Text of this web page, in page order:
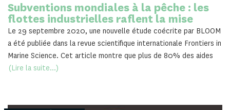
Subventions mondiales à la pêche : les
flottes industrielles raflent la mise
Le 29 septembre 2020, une nouvelle étude coécrite par BLOOM
a été publiée dans la revue scientifique internationale Frontiers in
Marine Science. Cet article montre que plus de 80% des aides
(Lire la suite...)